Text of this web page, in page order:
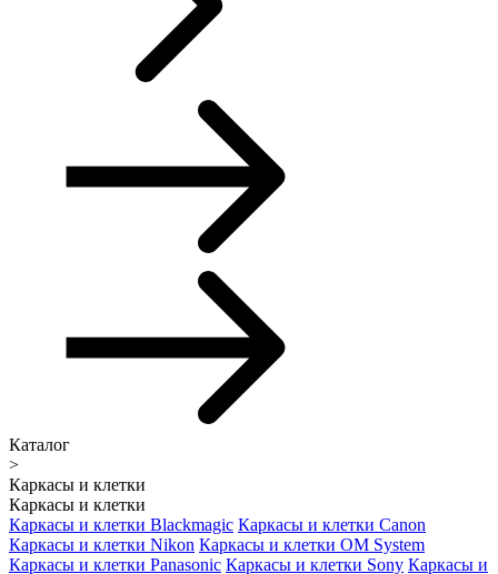
Каталог
>
Каркасы и клетки
Каркасы и клетки
Каркасы и клетки Blackmagic Каркасы и клетки Canon
Каркасы и клетки Nikon Каркасы и клетки OM System
Каркасы и клетки Panasonic Каркасы и клетки Sony Каркасы и